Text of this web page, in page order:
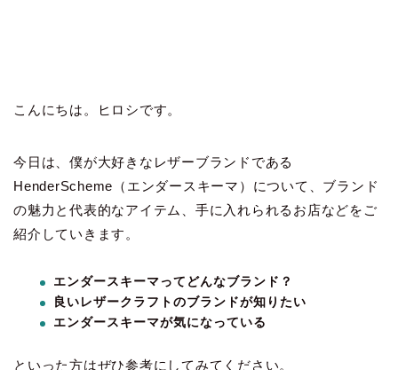
こんにちは。ヒロシです。
今日は、僕が大好きなレザーブランドである
HenderScheme（エンダースキーマ）について、ブランド
の魅力と代表的なアイテム、手に入れられるお店などをご
紹介していきます。
エンダースキーマってどんなブランド？
良いレザークラフトのブランドが知りたい
エンダースキーマが気になっている
といった方はぜひ参考にしてみてください。